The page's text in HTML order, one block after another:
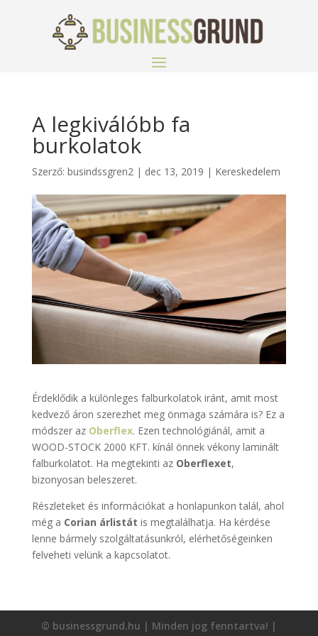
A legkiválóbb fa
burkolatok
Szerző: busindssgren2| dec 13, 2019 | Kereskedelem
Érdeklődik a különleges falburkolatok iránt, amit most
kedvező áron szerezhet meg önmaga számára is? Ez a
módszer az Oberflex. Ezen technológiánál, amit a
WOOD-STOCK 2000 KFT. kínál önnek vékony laminált
falburkolatot. Ha megtekinti az Oberflexet,
bizonyosan beleszeret.
Részleteket és információkat a honlapunkon talál, ahol
még a Corian árlistát is megtalálhatja. Ha kérdése
lenne bármely szolgáltatásunkról, elérhetőségeinken
felveheti velünk a kapcsolatot.
© businessgrund.hu | Minden jog fenntartva! |